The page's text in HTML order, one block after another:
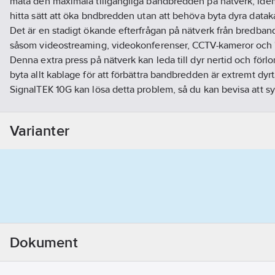
hitta sätt att öka bndbredden utan att behöva byta dyra
Det är en stadigt ökande efterfrågan på nätverk från
såsom videostreaming, videokonferenser, CCTV-kameror
Denna extra press på nätverk kan leda till dyr nertid och
byta allt kablage för att förbättra bandbredden är extremt
SignalTEK 10G kan lösa detta problem, så du kan bevisa att
möjlighet att testa, utföra felsökning och dokumentera
datakabelprestanda på upp till 10 Gb/s efter 10 Gigabit
Artikelnummer: 4202843
Lev. artikelnr:
5056310400455
Varianter
Dokument